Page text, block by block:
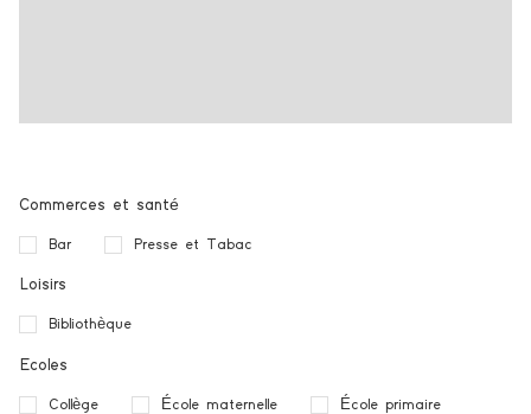
Commerces et santé
Bar Presse et Tabac
Loisirs
Bibliothèque
Ecoles
Collège École maternelle École primaire